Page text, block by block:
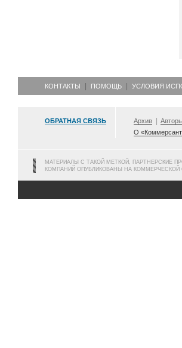
КОНТАКТЫ ПОМОЩЬ УСЛОВИЯ
ОБРАТНАЯ СВЯЗЬ Архив Авторы
О
МАТЕРИАЛЫ С ТАКОЙ МЕТКОЙ, ПАРТНЕРСКИЕ
КОМПАНИЙ ОПУБЛИКОВАНЫ НА КОММЕРЧЕСКОЙ